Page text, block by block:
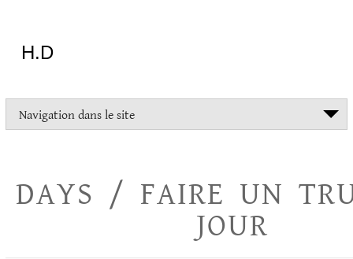
H.D
tout
essayer
Navigation dans le site
DAYS / FAIRE UN
JOUR